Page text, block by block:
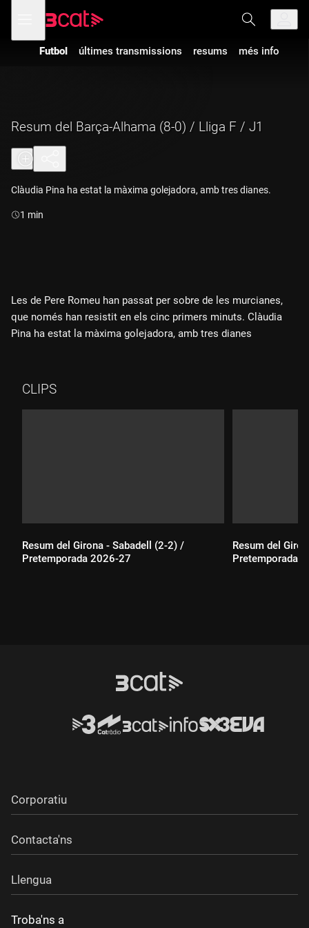
navegació
principal
menú
de
Futbol últimes transmissions resums més info
Resum del Barça-Alhama (8-0) / Lliga F / J1
Clàudia Pina ha estat la màxima golejadora, amb tres dianes.
Durada:
1 min
Les de Pere Romeu han passat per sobre de les murcianes,
que només han resistit en els cinc primers minuts. Clàudia
Pina ha estat la màxima golejadora, amb tres dianes
CLIPS
Resum del Girona - Sabadell (2-2) /
Pretemporada 2026-27
Resum del
Pretemporada
Corporatiu
Contacta'ns
Llengua
Troba'ns a